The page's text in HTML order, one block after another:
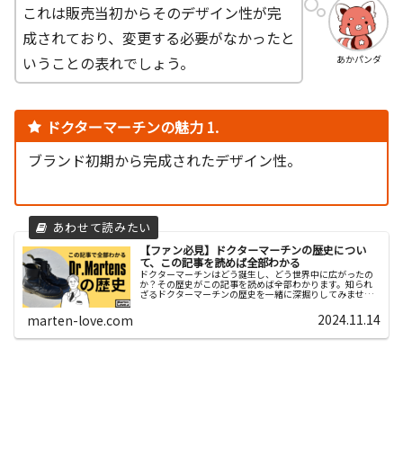
あかパンダ
これは販売当初からそのデザイン性が完
成されており、変更する必要がなかったと
いうことの表れでしょう。
ドクターマーチンの魅力 1.
ブランド初期から完成されたデザイン性。
【ファン必見】ドクターマーチンの歴史につい
て、この記事を読めば全部わかる
ドクターマーチンはどう誕生し、どう世界中に広がったの
か？その歴史がこの記事を読めば全部わかります。知られ
ざるドクターマーチンの歴史を一緒に深掘りしてみません
か？
marten-love.com 2024.11.14